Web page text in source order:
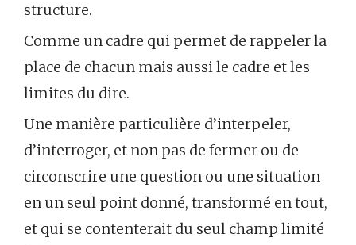
structure.
Comme un cadre qui permet de rappeler la
place de chacun mais aussi le cadre et les
limites du dire.
Une manière particulière d’interpeler,
d’interroger, et non pas de fermer ou de
circonscrire une question ou une situation
en un seul point donné, transformé en tout,
et qui se contenterait du seul champ limité